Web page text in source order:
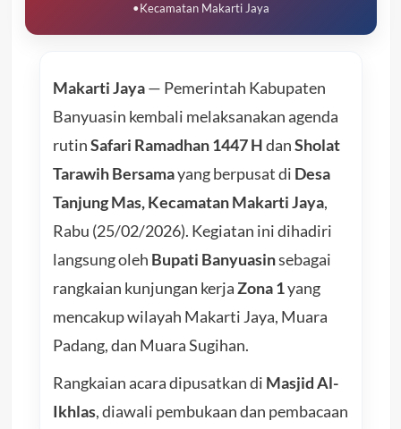
•Kecamatan Makarti Jaya
Makarti Jaya— Pemerintah Kabupaten
Banyuasin kembali melaksanakan agenda
rutinSafari Ramadhan 1447 HdanSholat
Tarawih Bersamayang berpusat di Desa
Tanjung Mas, Kecamatan Makarti Jaya,
Rabu (25/02/2026). Kegiatan ini dihadiri
langsung oleh Bupati Banyuasinsebagai
rangkaian kunjungan kerjaZona 1yang
mencakup wilayah Makarti Jaya, Muara
Padang, dan Muara Sugihan.
Rangkaian acara dipusatkan di Masjid Al-
Ikhlas, diawali pembukaan dan pembacaan